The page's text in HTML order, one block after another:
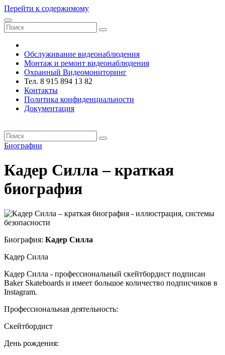
Перейти к содержимому
Обслуживание видеонаблюдения
Монтаж и ремонт видеонаблюдения
Охранный Видеомониторинг
Тел. 8 915 894 13 82
Контакты
Политика конфиденциальности
Документация
Биографии
Кадер Силла – краткая
биография
Биография: Кадер Силла
Кадер Силла
Кадер Силла - профессиональный скейтбордист подписан
Baker Skateboards и имеет большое количество подписчиков в
Instagram.
Профессиональная деятельность:
Скейтбордист
День рождения: